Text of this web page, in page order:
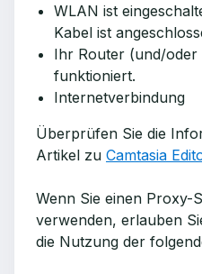
WLAN ist
Kabel ist
Ihr Router (und/
funktioniert.
Internetverbindung
Überprüfen Sie die
Artikel zu Camtasia
Wenn Sie einen Proxy-
verwenden, erlauben
die Nutzung der